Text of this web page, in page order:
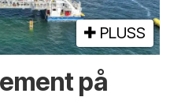
PLUSS
på